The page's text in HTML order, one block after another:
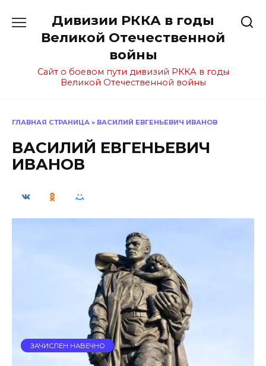
содержанию
Дивизии РККА в годы
Великой Отечественной
войны
Сайт о боевом пути дивизий РККА в годы
Великой Отечественной войны
ГЛАВНАЯ СТРАНИЦА » ВАСИЛИЙ ЕВГЕНЬЕВИЧ ИВАНОВ
ВАСИЛИЙ ЕВГЕНЬЕВИЧ
ИВАНОВ
ЗАЧИСЛЕН НАВЕЧНО